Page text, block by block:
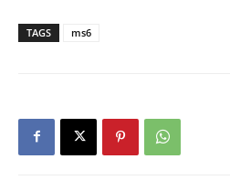
TAGS ms6